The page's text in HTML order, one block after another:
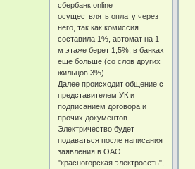
сбербанк online
осуществлять оплату через
него, так как комиссия
составила 1%, автомат на 1-
м этаже берет 1,5%, в банках
еще больше (со слов других
жильцов 3%).
Далее происходит общение с
представителем УК и
подписанием договора и
прочих документов.
Электричество будет
подаваться после написания
заявления в ОАО
"красногорская электросеть",